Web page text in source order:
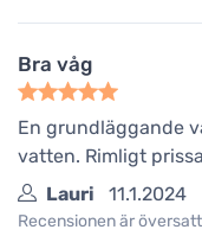
Bra våg
En grundläggande
vatten. Rimligt
Lauri
11.1.2024
Recensionen är